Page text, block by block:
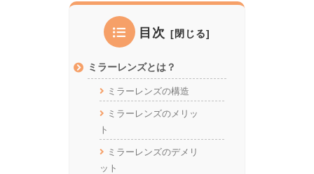
目次
ミラーレンズとは？
ミラーレンズの構造
ミラーレンズのメリッ
ト
ミラーレンズのデメリ
ット